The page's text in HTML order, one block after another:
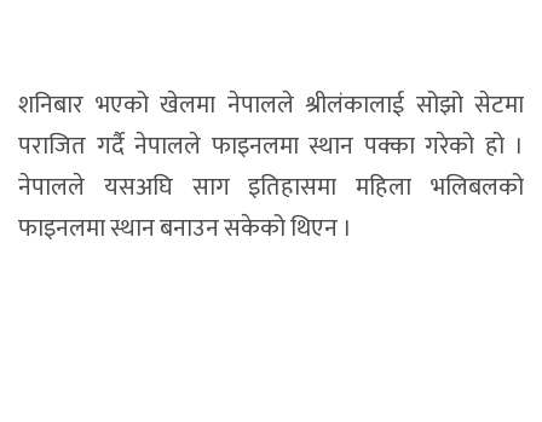
शनिबार भएको खेलमा नेपालले श्रीलंकालाई सोझो सेटमा
पराजित गर्दै नेपालले फाइनलमा स्थान पक्का गरेको हो ।
नेपालले यसअघि साग इतिहासमा महिला भलिबलको
फाइनलमा स्थान बनाउन सकेको थिएन ।